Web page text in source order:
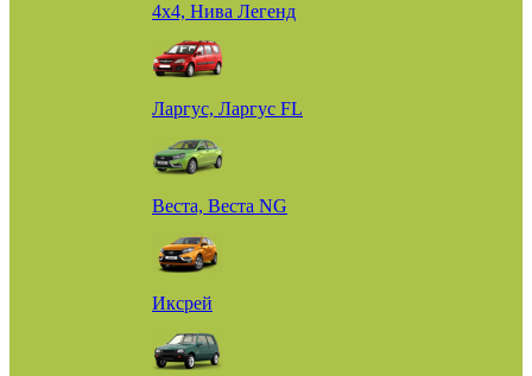
4х4, Нива Легенд
Ларгус, Ларгус FL
Веста, Веста NG
Иксрей